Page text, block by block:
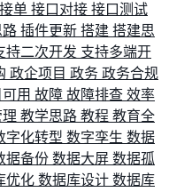
接单 接口对接 接口测试
路 插件更新 搭建 搭建思
持二次开发 支持多端开
政企项目 政务 政务合规
用 故障 故障排查 效率
教学思路 教程 教育全
字化转型 数字孪生 数据
据备份 数据大屏 数据孤
优化 数据库设计 数据库